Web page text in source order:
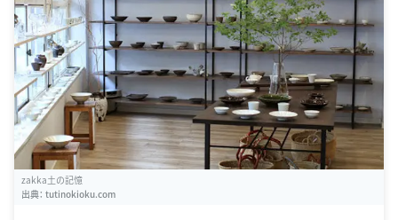
zakka土の記憶
出典： tutinokioku.com